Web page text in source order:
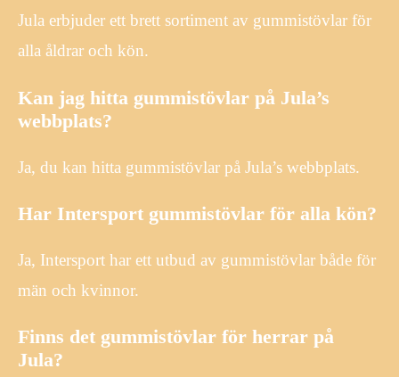
Jula erbjuder ett brett sortiment av gummistövlar för
alla åldrar och kön.
Kan jag hitta gummistövlar på Jula’s
webbplats?
Ja, du kan hitta gummistövlar på Jula’s webbplats.
Har Intersport gummistövlar för alla kön?
Ja, Intersport har ett utbud av gummistövlar både för
män och kvinnor.
Finns det gummistövlar för herrar på
Jula?